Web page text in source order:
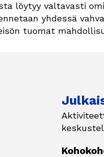
löytyy valtavasti
yhdessä
tuomat